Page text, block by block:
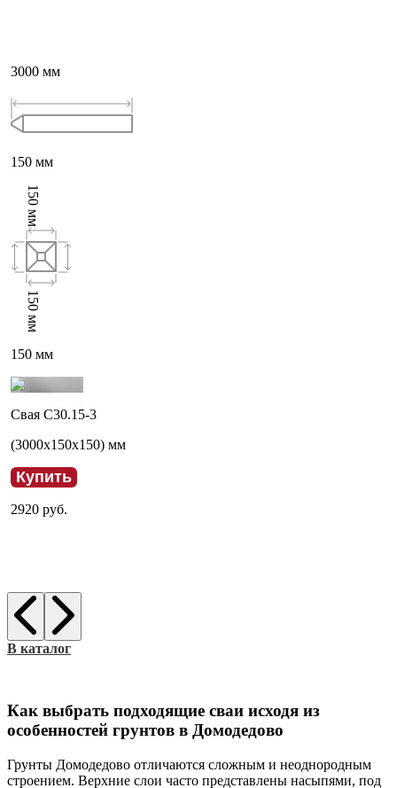
3000 мм
150 мм
150
мм
150
мм
150 мм
Свая С30.15-3
(3000x150x150) мм
Купить
2920 руб.
В каталог
Как выбрать подходящие сваи исходя из
особенностей грунтов в Домодедово
Грунты Домодедово отличаются сложным и неоднородным
строением. Верхние слои часто представлены насыпями, под